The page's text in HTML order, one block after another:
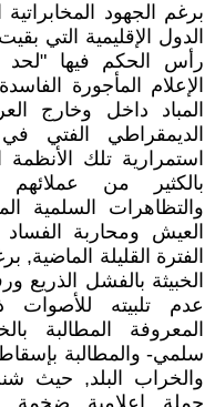
برغم الجهود
الدول الإقليمية التي
رأس الحكم فيها "لحد
الإعلام المأجورة
المباد داخل وخارج
الديمقراطي الفتي
استمرارية تلك
بالكثير من
والتظاهرات السلمية
العيش ومحاربة
الفترة القليلة
الخبيثة بالفشل
عدم تلبيته للأصوات
المعروفة المطالبة
سلمي- والمطالبة
والخراب البلد, حيث